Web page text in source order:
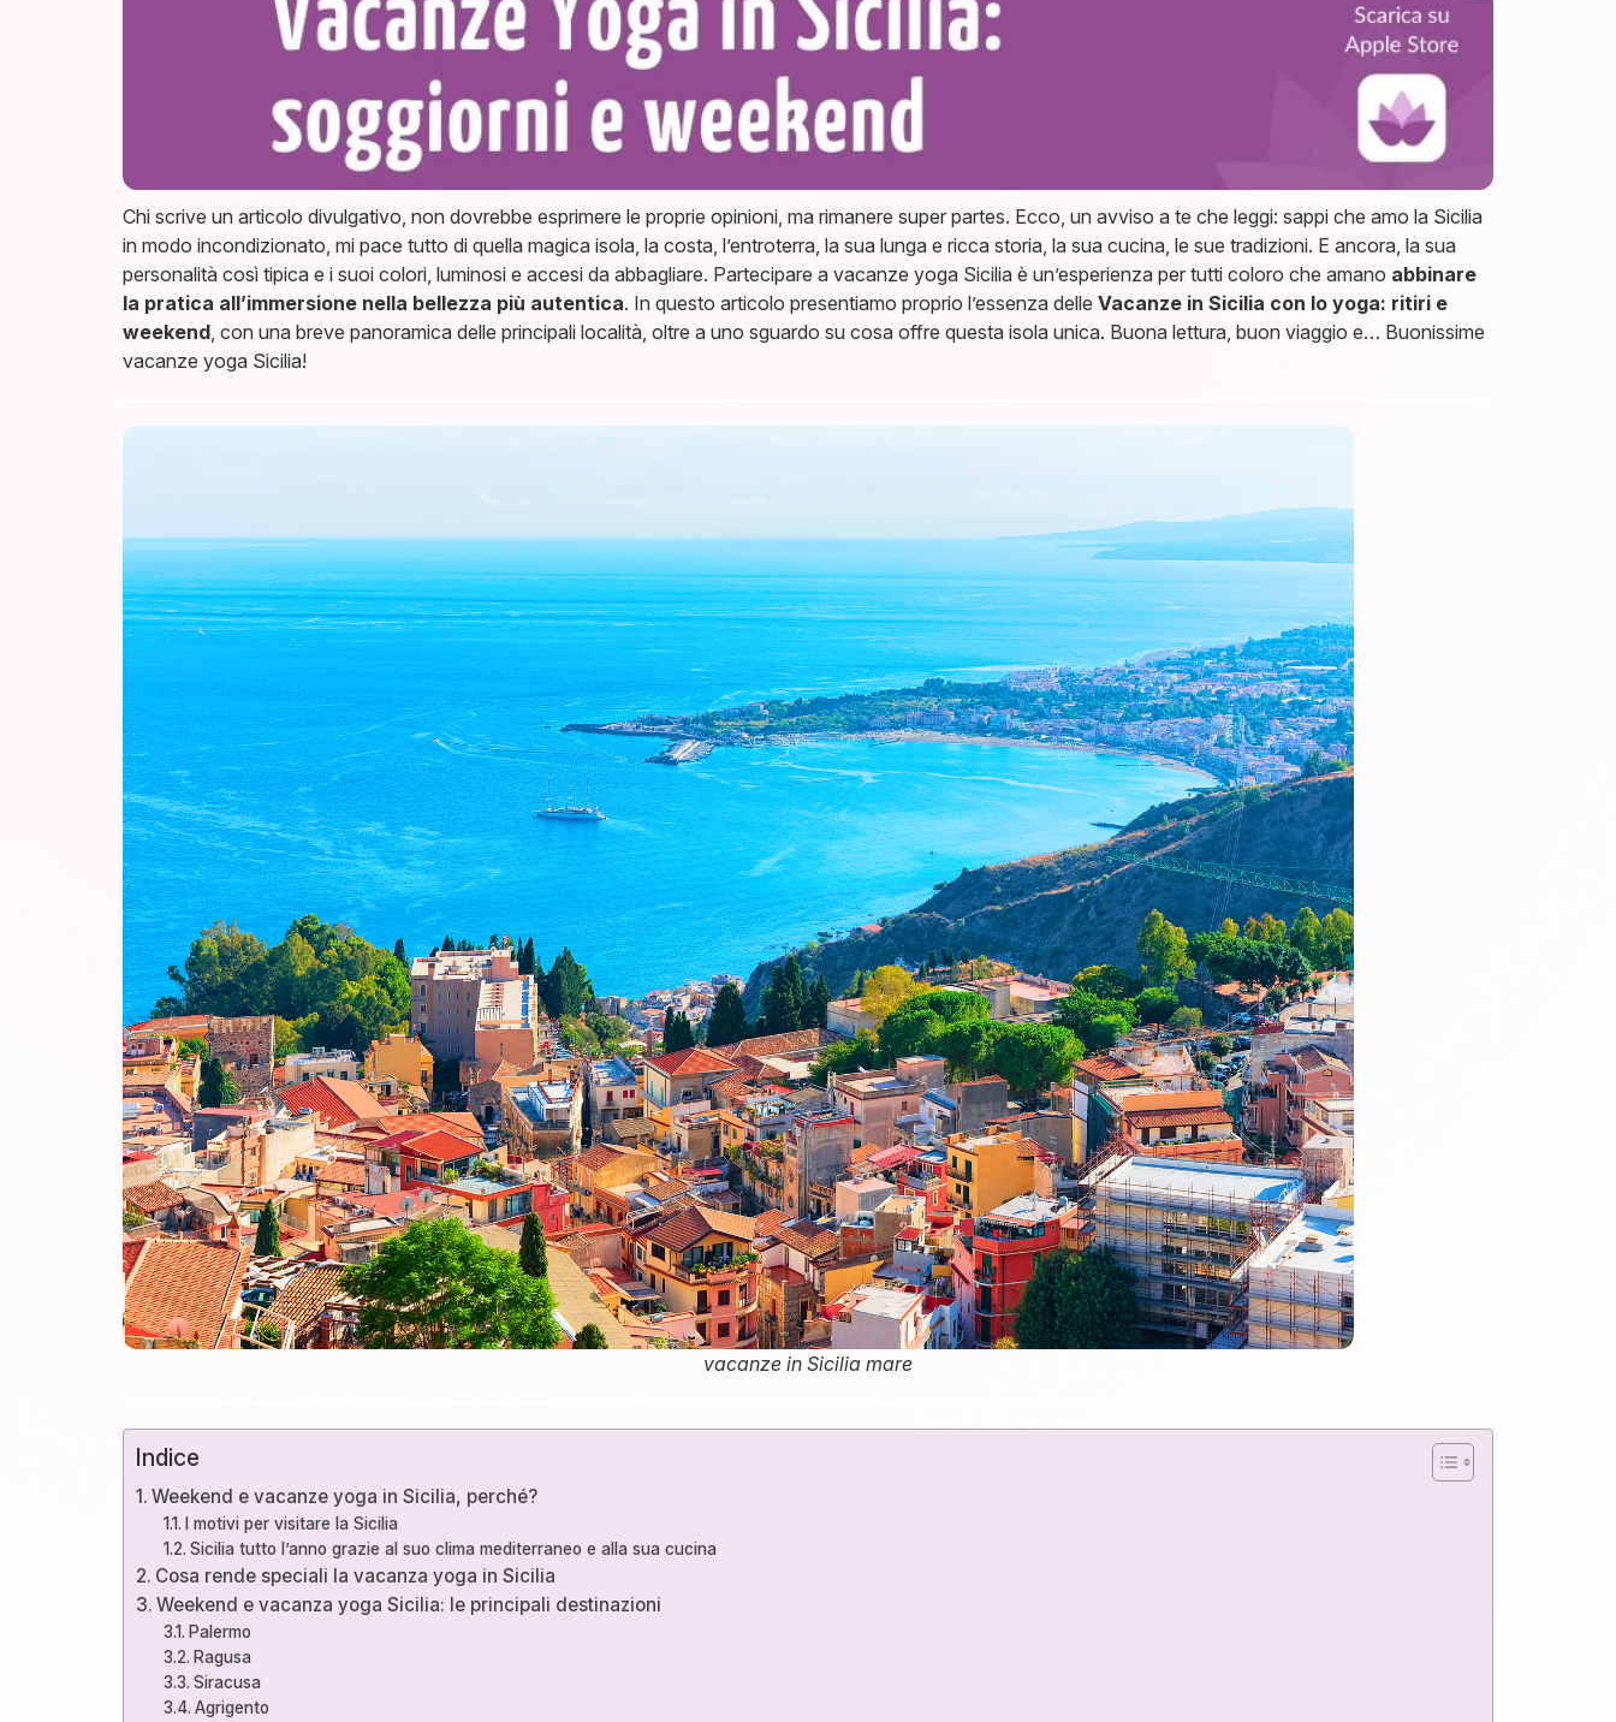
Chi scrive un articolo divulgativo, non dovrebbe esprimere le proprie opinioni, ma rimanere super partes. Ecco, un avviso a te che leggi: sappi che amo la Sicilia
in modo incondizionato, mi pace tutto di quella magica isola, la costa, l’entroterra, la sua lunga e ricca storia, la sua cucina, le sue tradizioni. E ancora, la sua
personalità così tipica e i suoi colori, luminosi e accesi da abbagliare. Partecipare a vacanze yoga Sicilia è un’esperienza per tutti coloro che amano abbinare
la pratica all’immersione nella bellezza più autentica. In questo articolo presentiamo proprio l’essenza delle Vacanze in Sicilia con lo yoga: ritiri e
weekend, con una breve panoramica delle principali località, oltre a uno sguardo su cosa offre questa isola unica. Buona lettura, buon viaggio e… Buonissime
vacanze yoga Sicilia!
vacanze in Sicilia mare
Indice
Weekend e vacanze yoga in Sicilia, perché?
I motivi per visitare la Sicilia
Sicilia tutto l’anno grazie al suo clima mediterraneo e alla sua cucina
Cosa rende speciali la vacanza yoga in Sicilia
Weekend e vacanza yoga Sicilia: le principali destinazioni
Palermo
Ragusa
Siracusa
Agrigento